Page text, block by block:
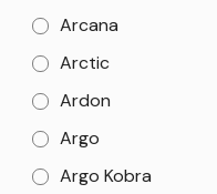
Arcana
Arctic
Ardon
Argo
Argo Kobra